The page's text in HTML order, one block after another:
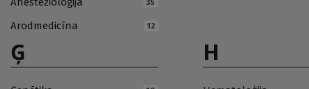
Arodmedicīna 12
Ģ H